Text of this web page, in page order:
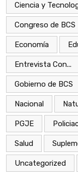
Ciencia y
Congreso de BCS
Economía
Entrevista Con...
Gobierno de BCS
Nacional
PGJE
Salud
Uncategorized